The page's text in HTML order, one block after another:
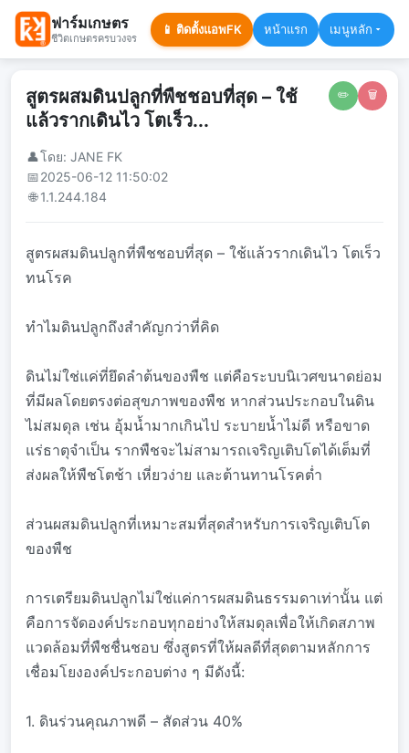
ฟาร์มเกษตร
ชีวิตเกษตรครบวงจร
📱 ติดตั้งแอพFK หน้าแรก เมนูหลัก
✏️ 🗑️
สูตรผสมดินปลูกที่พืชชอบที่สุด – ใช้
แล้วรากเดินไว โตเร็ว...
👤โดย: JANE FK
📅2025-06-12 11:50:02
🌐 1.1.244.184
สูตรผสมดินปลูกที่พืชชอบที่สุด – ใช้แล้วรากเดินไว โตเร็ว
ทนโรค
ทำไมดินปลูกถึงสำคัญกว่าที่คิด
ดินไม่ใช่แค่ที่ยึดลำต้นของพืช แต่คือระบบนิเวศขนาดย่อม
ที่มีผลโดยตรงต่อสุขภาพของพืช หากส่วนประกอบในดิน
ไม่สมดุล เช่น อุ้มน้ำมากเกินไป ระบายน้ำไม่ดี หรือขาด
แร่ธาตุจำเป็น รากพืชจะไม่สามารถเจริญเติบโตได้เต็มที่
ส่งผลให้พืชโตช้า เหี่ยวง่าย และต้านทานโรคต่ำ
ส่วนผสมดินปลูกที่เหมาะสมที่สุดสำหรับการเจริญเติบโต
ของพืช
การเตรียมดินปลูกไม่ใช่แค่การผสมดินธรรมดาเท่านั้น แต่
คือการจัดองค์ประกอบทุกอย่างให้สมดุลเพื่อให้เกิดสภาพ
แวดล้อมที่พืชชื่นชอบ ซึ่งสูตรที่ให้ผลดีที่สุดตามหลักการ
เชื่อมโยงองค์ประกอบต่าง ๆ มีดังนี้:
1. ดินร่วนคุณภาพดี – สัดส่วน 40%